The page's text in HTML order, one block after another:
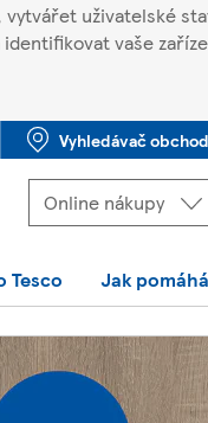
uživatelské
vaše
být nedostupné.
Vyhledávač
Vybrat
Online nákupy
Tesco Jak